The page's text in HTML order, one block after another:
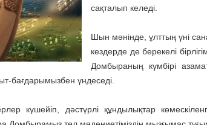
сақталып келеді.
Шын мәнінде, ұлттың үні
кездерде де берекелі
Домбыраның күмбірі
бағдарымызбен үндеседі.
күшейіп, дәстүрлі құндылықтар